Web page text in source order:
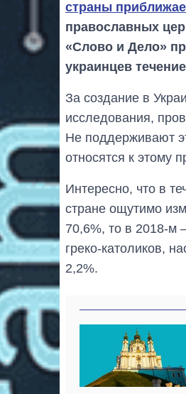
страны
православных
«Слово и Дело»
украинцев
За создание в
исследования,
Не поддерживают
относятся к этому
Интересно, что в
стране ощутимо
70,6%, то в 2018-м
греко-католиков,
2,2%.